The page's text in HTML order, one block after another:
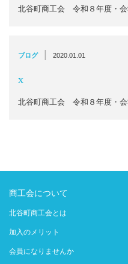
北谷町商工会 令和８年度・
ブログ | 2020.01.01
x
北谷町商工会 令和８年度・
商工会について
北谷町商工会とは
加入のメリット
会員になりませんか